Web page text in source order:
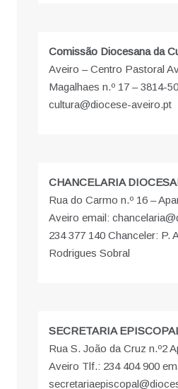
Comissão Diocesana da
Aveiro – Centro Pastoral
Magalhaes n.º 17 – 3814-
cultura@diocese-aveiro.pt
CHANCELARIA
Rua do Carmo n.º 16 –
Aveiro email:
234 377 140 Chanceler: P.
Rodrigues Sobral
SECRETARIA
Rua S. João da Cruz n.º2
Aveiro Tlf.: 234 404 900